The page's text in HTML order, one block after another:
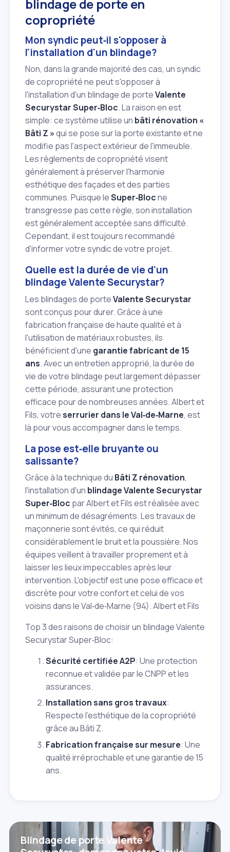
blindage de porte en
copropriété
Mon syndic peut‑il s'opposer à
l'installation d'un blindage?
Non, dans la grande majorité des cas, un syndic
de copropriété ne peut s'opposer à
l'installation d'un blindage de porteValente
Securystar Super‑Bloc. La raison en est
simple: ce système utilise un bâti rénovation «
Bâti Z »qui se pose sur la porte existante et ne
modifie pas l'aspect extérieur de l'immeuble.
Les règlements de copropriété visent
généralement à préserver l'harmonie
esthétique des façades et des parties
communes. Puisque leSuper‑Blocne
transgresse pas cette règle, son installation
est généralement acceptée sans difficulté.
Cependant, il est toujours recommandé
d'informer votre syndic de votre projet.
Quelle est la durée de vie d'un
blindage Valente Securystar?
Les blindages de porteValente Securystar
sont conçus pour durer. Grâce à une
fabrication française de haute qualité et à
l'utilisation de matériaux robustes, ils
bénéficient d'une garantie fabricant de 15
ans. Avec un entretien approprié, la durée de
vie de votre blindage peut largement dépasser
cette période, assurant une protection
efficace pour de nombreuses années. Albert et
Fils, votreserrurier dans le Val‑de‑Marne, est
là pour vous accompagner dans le temps.
La pose est‑elle bruyante ou
salissante?
Grâce à la technique du Bâti Z rénovation,
l'installation d'un blindage Valente Securystar
Super‑Bloc par Albert et Fils est réalisée avec
un minimum de désagréments. Les travaux de
maçonnerie sont évités, ce qui réduit
considérablement le bruit et la poussière. Nos
équipes veillent à travailler proprement et à
laisser les lieux impeccables après leur
intervention. L'objectif est une pose efficace et
discrète pour votre confort et celui de vos
voisins dans le Val‑de‑Marne (94). Albert et Fils
Top 3 des raisons de choisir un blindage Valente
Securystar Super‑Bloc:
Sécurité certifiée A2P: Une protection
reconnue et validée par le CNPP et les
assurances.
Installation sans gros travaux:
Respecte l'esthétique de la copropriété
grâce au Bâti Z.
Fabrication française sur mesure: Une
qualité irréprochable et une garantie de 15
ans.
Blindage de porte Valente